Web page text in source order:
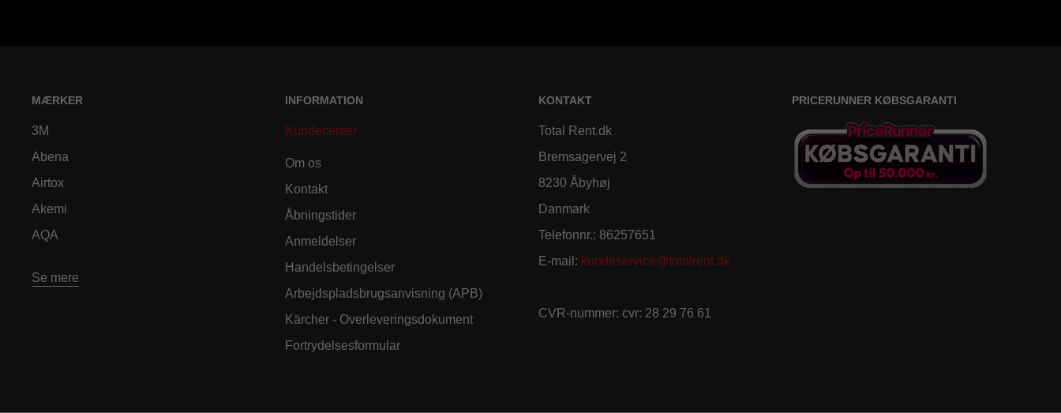
MÆRKER
3M
Abena
Airtox
Akemi
AQA
Se mere
INFORMATION
Kundecenter
Om os
Kontakt
Åbningstider
Anmeldelser
Handelsbetingelser
Arbejdspladsbrugsanvisning (APB)
Kärcher - Overleveringsdokument
Fortrydelsesformular
KONTAKT
Total Rent.dk
Bremsagervej 2
8230 Åbyhøj
Danmark
Telefonnr.: 86257651
E-mail : kundeservice@totalrent.dk
CVR-nummer: cvr: 28 29 76 61
PRICERUNNER KØBSGARANTI